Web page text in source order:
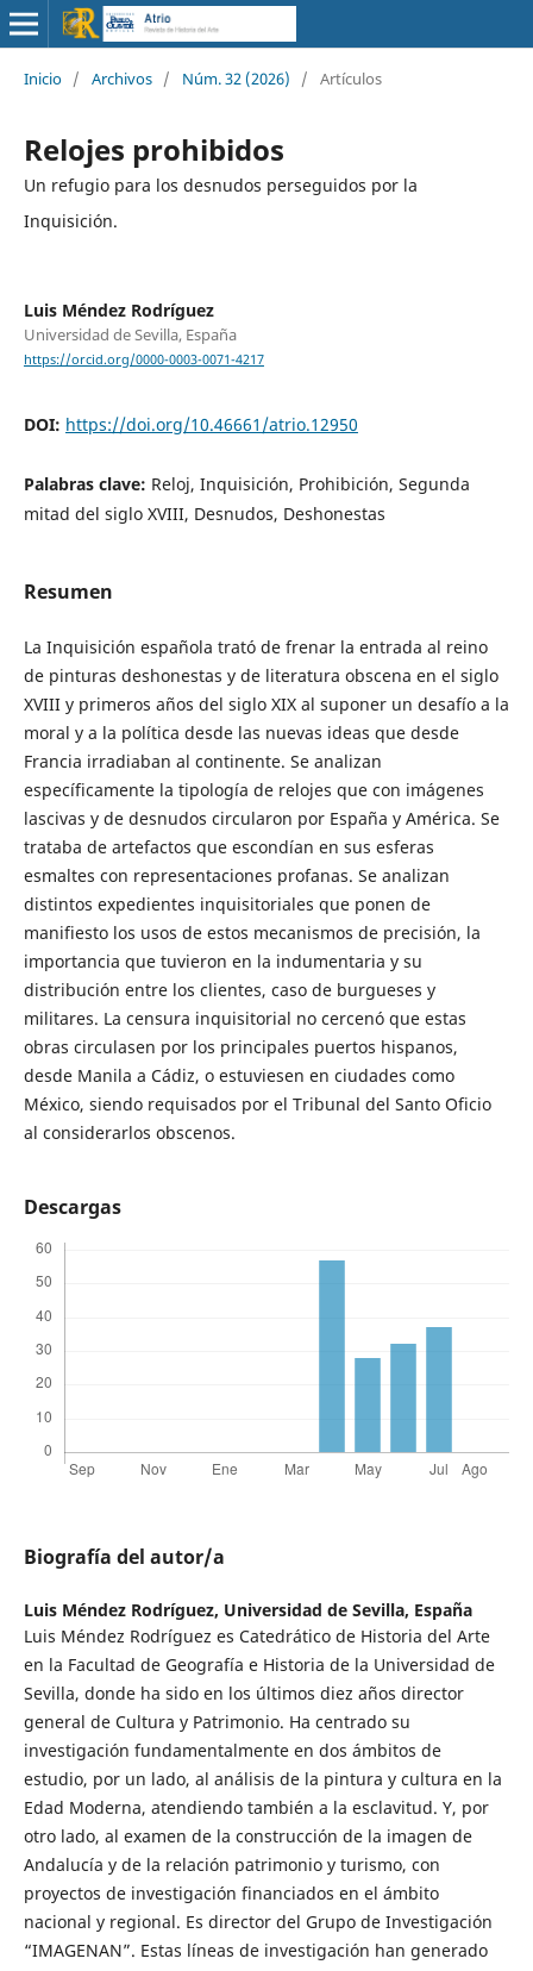
Inicio / Archivos / Núm. 32 (2026) / Artículos
Relojes prohibidos
Un refugio para los desnudos perseguidos por la
Inquisición.
Luis Méndez Rodríguez
Universidad de Sevilla, España
https://orcid.org/0000-0003-0071-4217
DOI: https://doi.org/10.46661/atrio.12950
Palabras clave: Reloj, Inquisición, Prohibición, Segunda
mitad del siglo XVIII, Desnudos, Deshonestas
Resumen
La Inquisición española trató de frenar la entrada al reino
de pinturas deshonestas y de literatura obscena en el siglo
XVIII y primeros años del siglo XIX al suponer un desafío a la
moral y a la política desde las nuevas ideas que desde
Francia irradiaban al continente. Se analizan
específicamente la tipología de relojes que con imágenes
lascivas y de desnudos circularon por España y América. Se
trataba de artefactos que escondían en sus esferas
esmaltes con representaciones profanas. Se analizan
distintos expedientes inquisitoriales que ponen de
manifiesto los usos de estos mecanismos de precisión, la
importancia que tuvieron en la indumentaria y su
distribución entre los clientes, caso de burgueses y
militares. La censura inquisitorial no cercenó que estas
obras circulasen por los principales puertos hispanos,
desde Manila a Cádiz, o estuviesen en ciudades como
México, siendo requisados por el Tribunal del Santo Oficio
al considerarlos obscenos.
Descargas
Biografía del autor/a
Luis Méndez Rodríguez, Universidad de Sevilla, España
Luis Méndez Rodríguez es Catedrático de Historia del Arte
en la Facultad de Geografía e Historia de la Universidad de
Sevilla, donde ha sido en los últimos diez años director
general de Cultura y Patrimonio. Ha centrado su
investigación fundamentalmente en dos ámbitos de
estudio, por un lado, al análisis de la pintura y cultura en la
Edad Moderna, atendiendo también a la esclavitud. Y, por
otro lado, al examen de la construcción de la imagen de
Andalucía y de la relación patrimonio y turismo, con
proyectos de investigación financiados en el ámbito
nacional y regional. Es director del Grupo de Investigación
“IMAGENAN”. Estas líneas de investigación han generado